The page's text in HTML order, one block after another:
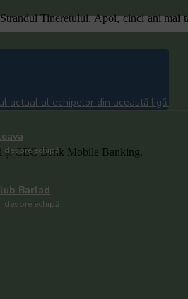
actual al echipelor din această ligă.
despre echipă
Barlad
despre echipă
Tineretului. Apoi, cinci ani mai
și CEC Bank Mobile Banking.​